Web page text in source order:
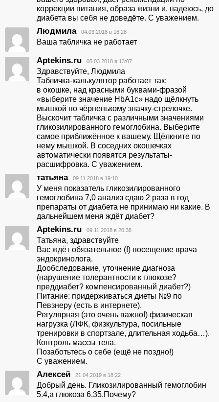
коррекции питания, образа жизни и, надеюсь, до
диабета вы себя не доведёте. С уважением.
Людмила 04.03.2018 в 16:28
Ваша табличка не работает
Арtekins.ru 05.03.2018 в 13:07
Здравствуйте, Людмила
Табличка-калькулятор работает так:
в окошке, над красными буквами-фразой
«выберите значение HbА1с» надо щёлкнуть
мышкой по чёрненькому значку-стрелочке.
Выскочит табличка с различными значениями
гликозилированного гемоглобина. Выберите
самое приближённое к вашему. Щёлкните по
нему мышкой. В соседних окошечках
автоматически появятся результаты-
расшифровка. С уважением.
татьяна 09.11.2018 в 19:10
У меня показатель гликозилированного
гемоглобина 7,0 анализ сдаю 2 раза в год
препараты от диабета не принимаю ни какие. В
дальнейшем меня ждёт диабет?
Aptekins.ru 09.11.2018 в 20:38
Татьяна, здравствуйте
Вас ждёт обязательное (!) посещение врача
эндокринолога.
Дообследование, уточнение диагноза
(нарушение толерантности к глюкозе?
преддиабет? компенсированный диабет?)
Питание: придерживаться диеты №9 по
Певзнеру (есть в интернете).
Регулярная (это очень важно!) физическая
нагрузка (ЛФК, физкультура, посильные
тренировки в спортзале, длительная ходьба…).
Контроль массы тела.
Позаботьтесь о себе (ещё не поздно!)
С уважением.
Алексей 21.04.2019 в 18:22
Добрый день. Гликозилированный гемоглобин
5.4,а глюкоза 6.35.Почему?